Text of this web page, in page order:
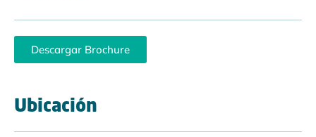
Descargar Brochure
Ubicación